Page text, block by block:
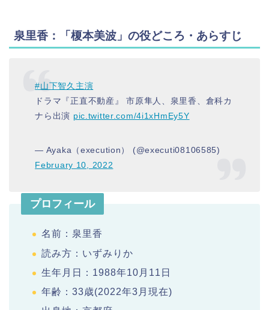
泉里香：「榎本美波」の役どころ・あらすじ
#山下智久主演
ドラマ『正直不動産』 市原隼人、泉里香、倉科カ
ナら出演 pic.twitter.com/4i1xHmEy5Y
— Ayaka（execution） (@executi08106585)
February 10, 2022
プロフィール
名前：泉里香
読み方：いずみりか
生年月日：1988年10月11日
年齢：33歳(2022年3月現在)